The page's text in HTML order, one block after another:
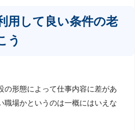
用して良い条件の老
う
の形態によって仕事内容に差があ
職場かというのは一概にはいえな